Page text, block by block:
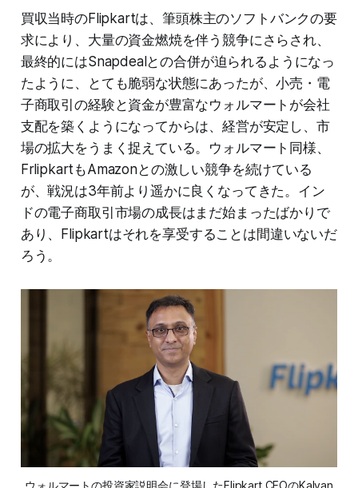
買収当時のFlipkartは、筆頭株主のソフトバンクの要
求により、大量の資金燃焼を伴う競争にさらされ、
最終的にはSnapdealとの合併が迫られるようになっ
たように、とても脆弱な状態にあったが、小売・電
子商取引の経験と資金が豊富なウォルマートが会社
支配を築くようになってからは、経営が安定し、市
場の拡大をうまく捉えている。ウォルマート同様、
FrlipkartもAmazonとの激しい競争を続けている
が、戦況は3年前より遥かに良くなってきた。イン
ドの電子商取引市場の成長はまだ始まったばかりで
あり、Flipkartはそれを享受することは間違いないだ
ろう。